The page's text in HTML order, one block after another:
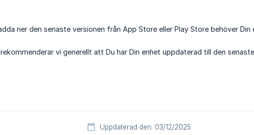
ner den senaste versionen från App Store eller Play Store behöver
vi generellt att Du har Din enhet uppdaterad till den
Uppdaterad den: 03/12/2025